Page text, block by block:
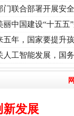
纪律..·[视频]牢记初心使命
门联合部署开展安
丽中国建设“十五
五年，国家要提升
人工智能发展，国
新发展